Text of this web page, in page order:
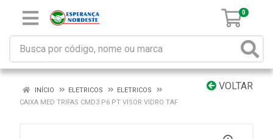
0
VOLTAR
INÍCIO ELETRICOS
ELETRICOS
CAIXA MED TRIFAS CMD3 P6 PT VISOR VIDRO TAF